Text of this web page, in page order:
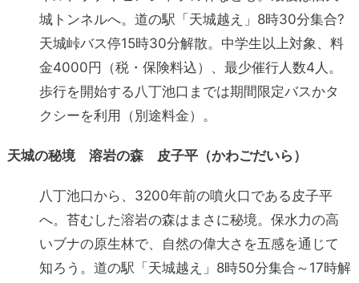
城トンネルへ。道の駅「天城越え」8時30分集合?
天城峠バス停15時30分解散。中学生以上対象、料
金4000円（税・保険料込）、最少催行人数4人。
歩行を開始する八丁池口までは期間限定バスかタ
クシーを利用（別途料金）。
天城の秘境 溶岩の森 皮子平（かわごだいら）
八丁池口から、3200年前の噴火口である皮子平
へ。苔むした溶岩の森はまさに秘境。保水力の高
いブナの原生林で、自然の偉大さを五感を通じて
知ろう。道の駅「天城越え」8時50分集合～17時解